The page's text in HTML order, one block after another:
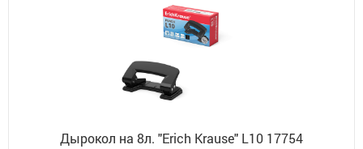
Дырокол на 8л. "Erich Krause" L10 17754